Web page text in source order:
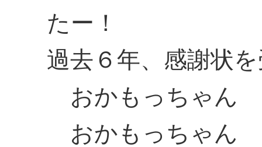
たー！
過去６年、感謝状
おかもっちゃん
おかもっちゃん